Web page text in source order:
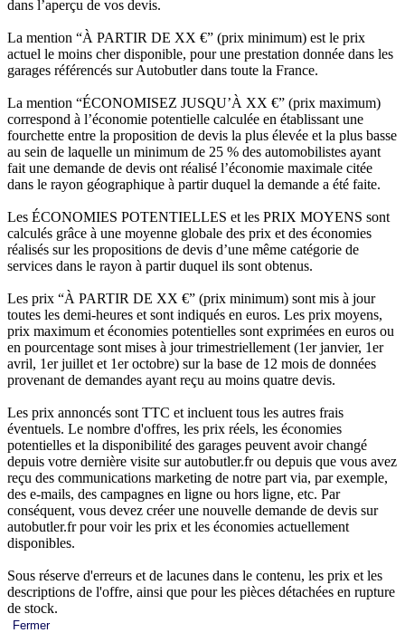
dans l’aperçu de vos devis.
La mention “À PARTIR DE XX €” (prix minimum) est le prix
actuel le moins cher disponible, pour une prestation donnée dans les
garages référencés sur Autobutler dans toute la France.
La mention “ÉCONOMISEZ JUSQU’À XX €” (prix maximum)
correspond à l’économie potentielle calculée en établissant une
fourchette entre la proposition de devis la plus élevée et la plus basse
au sein de laquelle un minimum de 25 % des automobilistes ayant
fait une demande de devis ont réalisé l’économie maximale citée
dans le rayon géographique à partir duquel la demande a été faite.
Les ÉCONOMIES POTENTIELLES et les PRIX MOYENS sont
calculés grâce à une moyenne globale des prix et des économies
réalisés sur les propositions de devis d’une même catégorie de
services dans le rayon à partir duquel ils sont obtenus.
Les prix “À PARTIR DE XX €” (prix minimum) sont mis à jour
toutes les demi-heures et sont indiqués en euros. Les prix moyens,
prix maximum et économies potentielles sont exprimées en euros ou
en pourcentage sont mises à jour trimestriellement (1er janvier, 1er
avril, 1er juillet et 1er octobre) sur la base de 12 mois de données
provenant de demandes ayant reçu au moins quatre devis.
Les prix annoncés sont TTC et incluent tous les autres frais
éventuels. Le nombre d'offres, les prix réels, les économies
potentielles et la disponibilité des garages peuvent avoir changé
depuis votre dernière visite sur autobutler.fr ou depuis que vous avez
reçu des communications marketing de notre part via, par exemple,
des e-mails, des campagnes en ligne ou hors ligne, etc. Par
conséquent, vous devez créer une nouvelle demande de devis sur
autobutler.fr pour voir les prix et les économies actuellement
disponibles.
Sous réserve d'erreurs et de lacunes dans le contenu, les prix et les
descriptions de l'offre, ainsi que pour les pièces détachées en rupture
de stock.
Fermer